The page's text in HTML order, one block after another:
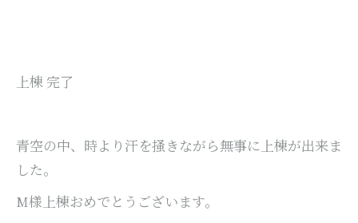
上棟 完了
青空の中、時より汗を掻きながら無事に上棟が出来ま
した。
M様上棟おめでとうございます。